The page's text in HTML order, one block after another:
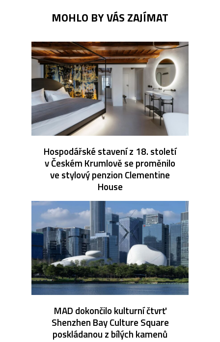
MOHLO BY VÁS ZAJÍMAT
Hospodářské stavení z 18. století
v Českém Krumlově se proměnilo
ve stylový penzion Clementine
House
MAD dokončilo kulturní čtvrť
Shenzhen Bay Culture Square
poskládanou z bílých kamenů